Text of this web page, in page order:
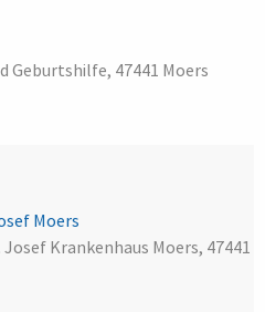
Geburtshilfe, 47441 Moers
Moers
Krankenhaus Moers, 47441